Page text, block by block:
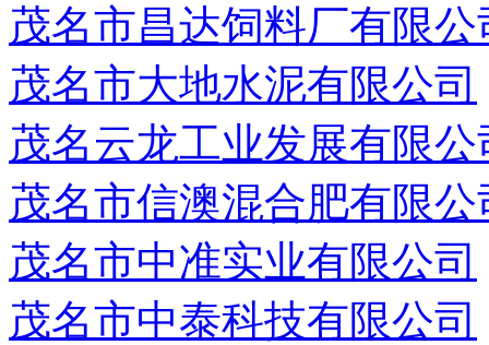
茂名市昌达饲料厂有限公
茂名市大地水泥有限公司
茂名云龙工业发展有限公
茂名市信澳混合肥有限公
茂名市中准实业有限公司
茂名市中泰科技有限公司